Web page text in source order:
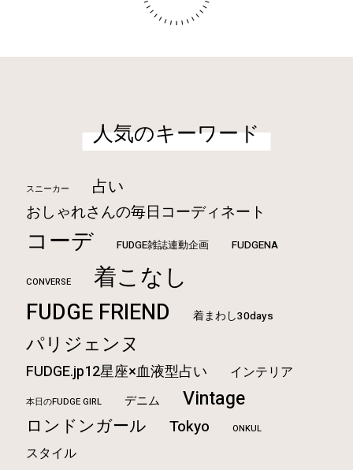
人気のキーワード
スニーカー
占い
おしゃれさんの毎日コーディネート
コーデ FUDGE雑誌連動企画 FUDGENA
CONVERSE 着こなし
FUDGE FRIEND 着まわし30days
パリジェンヌ
FUDGE.jp12星座×血液型占い インテリア
本日のFUDGE GIRL デニム Vintage
ロンドンガール Tokyo ONKUL
スタイル